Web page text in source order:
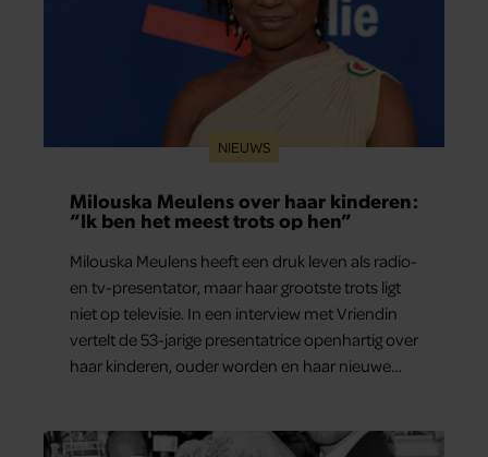
NIEUWS
Milouska Meulens over haar kinderen:
“Ik ben het meest trots op hen”
Milouska Meulens heeft een druk leven als radio-
en tv-presentator, maar haar grootste trots ligt
niet op televisie. In een interview met Vriendin
vertelt de 53-jarige presentatrice openhartig over
haar kinderen, ouder worden en haar nieuwe
dag het meest bezighouden.